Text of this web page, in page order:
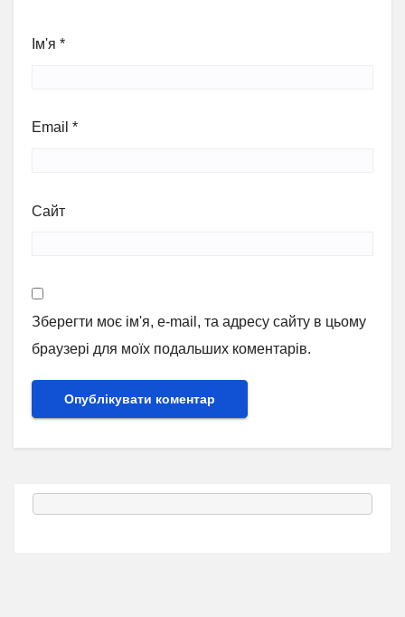
Ім'я *
Email *
Сайт
Зберегти моє ім'я, e-mail, та адресу сайту в цьому
браузері для моїх подальших коментарів.